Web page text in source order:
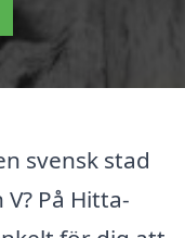
svensk stad
På Hitta-